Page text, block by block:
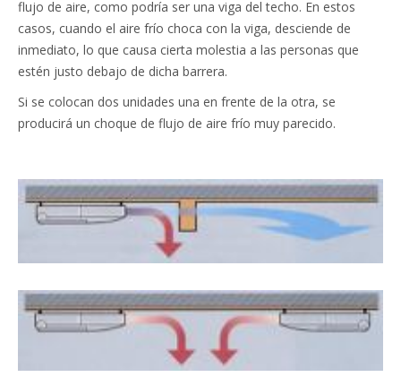
flujo de aire, como podría ser una viga del techo. En estos
casos, cuando el aire frío choca con la viga, desciende de
inmediato, lo que causa cierta molestia a las personas que
estén justo debajo de dicha barrera.
Si se colocan dos unidades una en frente de la otra, se
producirá un choque de flujo de aire frío muy parecido.